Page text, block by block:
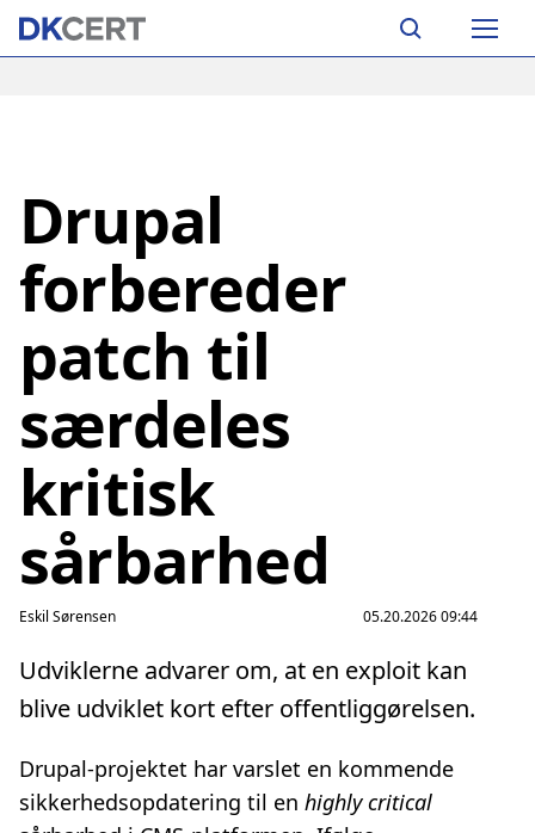
Skip
Main
Drupal
forbereder
patch til
særdeles
kritisk
sårbarhed
Eskil Sørensen 05.20.2026 09:44
Udviklerne advarer om, at en exploit kan
blive udviklet kort efter offentliggørelsen.
Drupal‑projektet har varslet en kommende
sikkerhedsopdatering til en highly critical